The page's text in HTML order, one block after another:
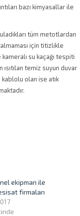
bazı kimyasallar ile
tüm metotlardan
için titizlikle
su kaçağı tespiti
temiz suyun duvar
kablolu olan ise atık
ekipman ile
firmaları